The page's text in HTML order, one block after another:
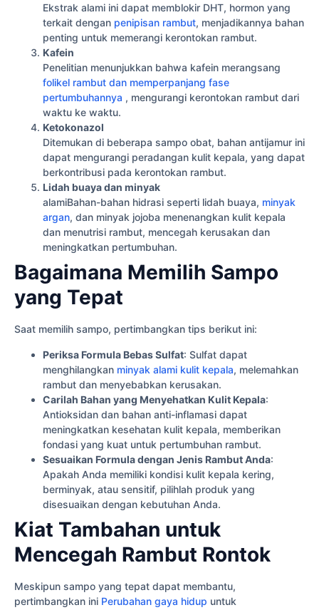
Ekstrak alami ini dapat memblokir DHT, hormon yang
terkait dengan penipisan rambut, menjadikannya bahan
penting untuk memerangi kerontokan rambut.
Kafein
Penelitian menunjukkan bahwa kafein merangsang
folikel rambut dan memperpanjang fase
pertumbuhannya , mengurangi kerontokan rambut dari
waktu ke waktu.
Ketokonazol
Ditemukan di beberapa sampo obat, bahan antijamur ini
dapat mengurangi peradangan kulit kepala, yang dapat
berkontribusi pada kerontokan rambut.
Lidah buaya dan minyak
alamiBahan-bahan hidrasi seperti lidah buaya, minyak
argan, dan minyak jojoba menenangkan kulit kepala
dan menutrisi rambut, mencegah kerusakan dan
meningkatkan pertumbuhan.
Bagaimana Memilih Sampo
yang Tepat
Saat memilih sampo, pertimbangkan tips berikut ini:
Periksa Formula Bebas Sulfat: Sulfat dapat
menghilangkan minyak alami kulit kepala, melemahkan
rambut dan menyebabkan kerusakan.
Carilah Bahan yang Menyehatkan Kulit Kepala:
Antioksidan dan bahan anti-inflamasi dapat
meningkatkan kesehatan kulit kepala, memberikan
fondasi yang kuat untuk pertumbuhan rambut.
Sesuaikan Formula dengan Jenis Rambut Anda:
Apakah Anda memiliki kondisi kulit kepala kering,
berminyak, atau sensitif, pilihlah produk yang
disesuaikan dengan kebutuhan Anda.
Kiat Tambahan untuk
Mencegah Rambut Rontok
Meskipun sampo yang tepat dapat membantu,
pertimbangkan ini Perubahan gaya hidup untuk